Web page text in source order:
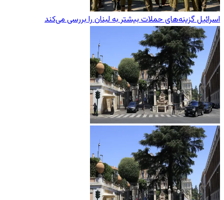
اسرائیل گزینه‌های حملات بیشتر به لبنان را بررسی می‌کند